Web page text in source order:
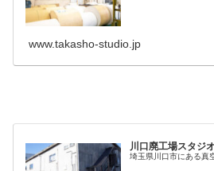
www.takasho-studio.jp
川口廃工場スタジオ
埼玉県川口市にある真